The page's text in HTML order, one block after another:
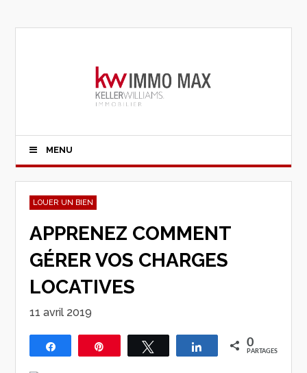
MENU
LOUER UN BIEN
APPRENEZ COMMENT
GÉRER VOS CHARGES
LOCATIVES
11 avril 2019
Partagez Épingle Tweetez Partagez0
PARTAGES